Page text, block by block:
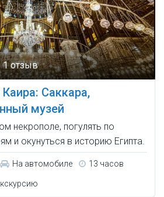
1 отзыв
Саккара,
музей
некрополе, погулять по
и окунуться в историю Египта.
На автомобиле 13 часов